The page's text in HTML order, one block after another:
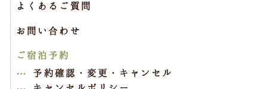
よくあるご質問
お問い合わせ
ご宿泊予約
予約確認・変更・キャンセル